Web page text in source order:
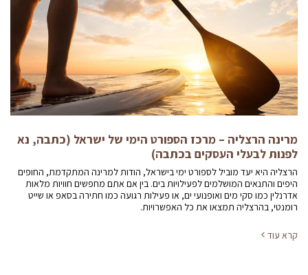
מרינה הרצליה – מרכז הספורט הימי של ישראל (כתבה, נא
לפנות לבעלי העסקים בכתבה)
הרצליה היא יעד מוביל לספורט ימי בישראל, הודות למרינה המתקדמת, החופים
היפים והתנאים המושלמים לפעילויות בים. בין אם אתם מחפשים חוויות מלאות
אדרנלין כמו סקי מים ואופנועי ים, או פעילות רגועה כמו חתירה בסאפ או שייט
רומנטי, בהרצליה תמצאו את כל האפשרויות.
קרא עוד